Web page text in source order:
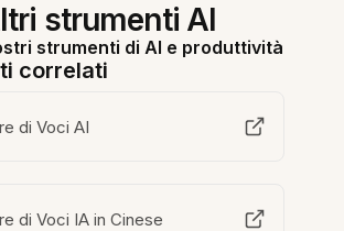
strumenti AI
strumenti di AI e produttività
correlati
di Voci AI
di Voci IA in Cinese